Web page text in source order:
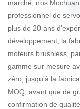
marché, nos
professionnel de
plus de 20 ans
développement, la
moteurs brushless,
gamme sur mesure
zéro, jusqu'à la
MOQ, avant que de
confirmation de